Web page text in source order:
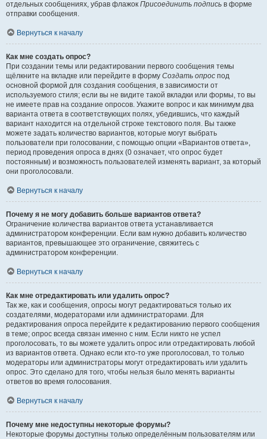
отдельных сообщениях, убрав флажок Присоединить подпись в форме
отправки сообщения.
Вернуться к началу
Как мне создать опрос?
При создании темы или редактировании первого сообщения темы
щёлкните на вкладке или перейдите в форму Создать опрос под
основной формой для создания сообщения, в зависимости от
используемого стиля; если вы не видите такой вкладки или формы, то вы
не имеете прав на создание опросов. Укажите вопрос и как минимум два
варианта ответа в соответствующих полях, убедившись, что каждый
вариант находится на отдельной строке текстового поля. Вы также
можете задать количество вариантов, которые могут выбрать
пользователи при голосовании, с помощью опции «Вариантов ответа»,
период проведения опроса в днях (0 означает, что опрос будет
постоянным) и возможность пользователей изменять вариант, за который
они проголосовали.
Вернуться к началу
Почему я не могу добавить больше вариантов ответа?
Ограничение количества вариантов ответа устанавливается
администратором конференции. Если вам нужно добавить количество
вариантов, превышающее это ограничение, свяжитесь с
администратором конференции.
Вернуться к началу
Как мне отредактировать или удалить опрос?
Так же, как и сообщения, опросы могут редактироваться только их
создателями, модераторами или администраторами. Для
редактирования опроса перейдите к редактированию первого сообщения
в теме; опрос всегда связан именно с ним. Если никто не успел
проголосовать, то вы можете удалить опрос или отредактировать любой
из вариантов ответа. Однако если кто-то уже проголосовал, то только
модераторы или администраторы могут отредактировать или удалить
опрос. Это сделано для того, чтобы нельзя было менять варианты
ответов во время голосования.
Вернуться к началу
Почему мне недоступны некоторые форумы?
Некоторые форумы доступны только определённым пользователям или